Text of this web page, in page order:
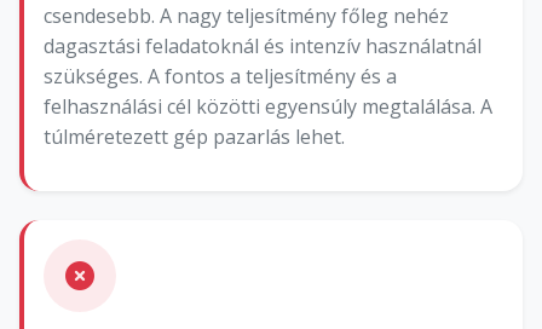
csendesebb. A nagy teljesítmény főleg nehéz
dagasztási feladatoknál és intenzív használatnál
szükséges. A fontos a teljesítmény és a
felhasználási cél közötti egyensúly megtalálása. A
túlméretezett gép pazarlás lehet.